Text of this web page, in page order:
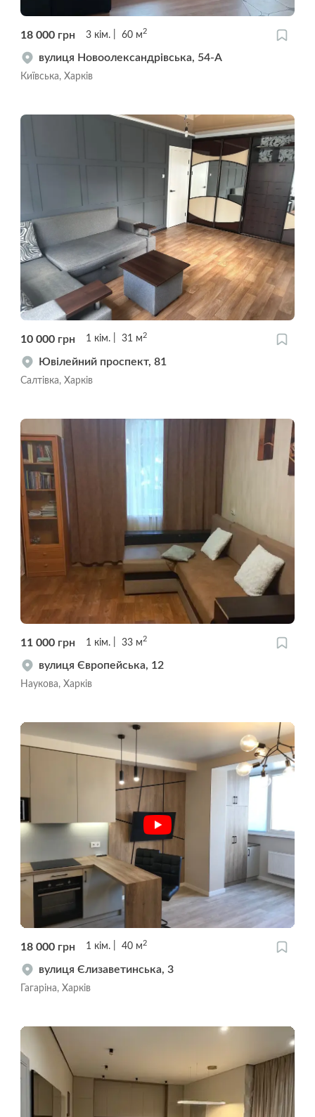
18 000 грн 3 кім. 60 м2
вулиця Новоолександрівська, 54-А
Київська, Харків
10 000 грн 1 кім. 31 м 2
Ювілейний проспект, 81
Салтівка, Харків
11 000 грн 1 кім. 33 м2
вулиця Європейська, 12
Наукова, Харків
18 000 грн 1 кім. 40 м 2
вулиця Єлизаветинська, 3
Гагаріна, Харків